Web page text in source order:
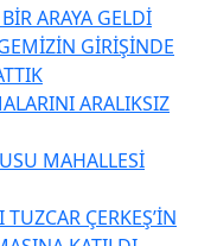
ARAYA GELDİ
GİRİŞİNDE
ARALIKSIZ
MAHALLESİ
ÇERKEŞ’İN